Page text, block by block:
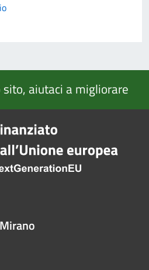
aiutaci a migliorare